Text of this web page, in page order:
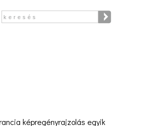
Keresés űrlap
Keresés
képregényrajzolás egyik